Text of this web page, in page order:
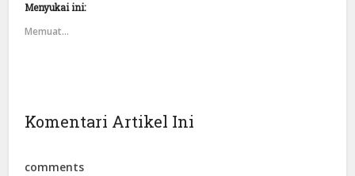
Menyukai ini:
Memuat...
Komentari Artikel Ini
comments